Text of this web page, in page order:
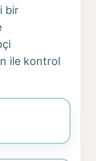
bir
ile kontrol